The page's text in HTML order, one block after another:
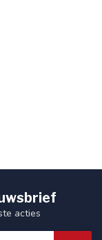
acties